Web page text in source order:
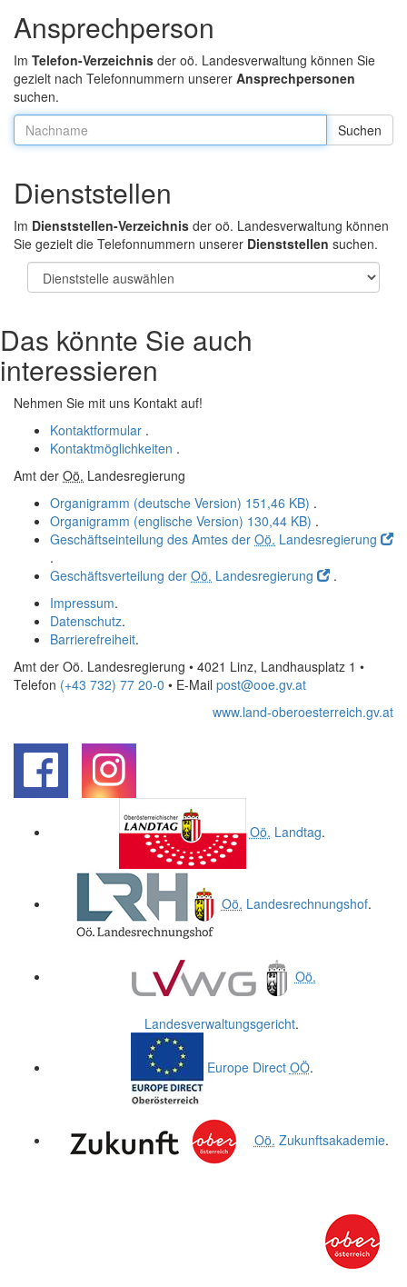
Ansprechperson
Im Telefon-Verzeichnis der oö. Landesverwaltung können Sie
gezielt nach Telefonnummern unserer Ansprechpersonen
suchen.
Nachname:
Dienststellen
Im Dienststellen-Verzeichnis der oö. Landesverwaltung können
Sie gezielt die Telefonnummern unserer Dienststellen suchen.
Das könnte Sie auch
interessieren
Nehmen Sie mit uns Kontakt auf!
Kontaktformular .
Kontaktmöglichkeiten .
Amt der Oö. Landesregierung
Organigramm (deutsche Version) 151,46 KB) .
Organigramm (englische Version) 130,44 KB) .
Geschäftseinteilung des Amtes der Oö. Landesregierung
.
Geschäftsverteilung der Oö. Landesregierung
.
Impressum.
Datenschutz.
Barrierefreiheit.
Amt der Oö. Landesregierung • 4021 Linz, Landhausplatz 1 •
Telefon (+43 732) 77 20-0 • E-Mail post@ooe.gv.at
www.land-oberoesterreich.gv.at
Oö. Landtag.
Oö. Landesrechnungshof.
Oö.
Landesverwaltungsgericht.
Europe Direct OÖ.
Oö. Zukunftsakademie.